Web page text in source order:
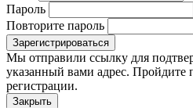
Пароль
Повторите пароль
Мы отправили ссылку для
указанный вами адрес. Пройдите
регистрации.
Закрыть